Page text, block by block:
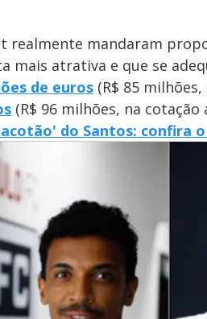
realmente mandaram
atrativa e que se
de euros (R$ 85
(R$ 96 milhões, na cotação
do Santos: confira